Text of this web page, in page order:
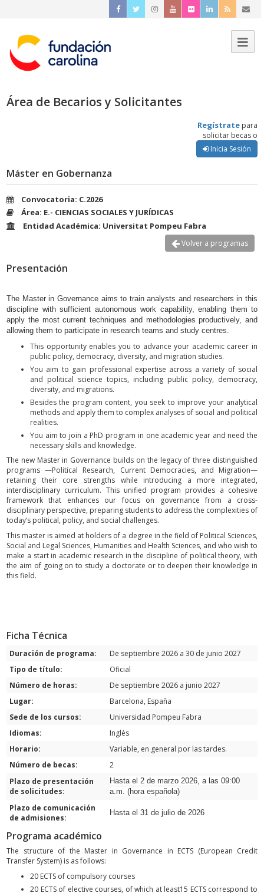
Área de Becarios y Solicitantes
Regístrate para
solicitar becas o
Inicia Sesión
Máster en Gobernanza
Convocatoria: C.2026
Área: E.- CIENCIAS SOCIALES Y JURÍDICAS
Entidad Académica: Universitat Pompeu Fabra
Volver a programas
Presentación
The Master in Governance aims to train analysts and researchers in this
discipline with sufficient autonomous work capability, enabling them to
apply the most current techniques and methodologies productively, and
allowing them to participate in research teams and study centres.
This opportunity enables you to advance your academic career in
public policy, democracy, diversity, and migration studies.
You aim to gain professional expertise across a variety of social
and political science topics, including public policy, democracy,
diversity, and migrations.
Besides the program content, you seek to improve your analytical
methods and apply them to complex analyses of social and political
realities.
You aim to join a PhD program in one academic year and need the
necessary skills and knowledge.
The new Master in Governance builds on the legacy of three distinguished
programs —Political Research, Current Democracies, and Migration—
retaining their core strengths while introducing a more integrated,
interdisciplinary curriculum. This unified program provides a cohesive
framework that enhances our focus on governance from a cross-
disciplinary perspective, preparing students to address the complexities of
today’s political, policy, and social challenges.
This master is aimed at holders of a degree in the field of Political Sciences,
Social and Legal Sciences, Humanities and Health Sciences, and who wish to
make a start in academic research in the discipline of political theory, with
the aim of going on to study a doctorate or to deepen their knowledge in
this field.
Ficha Técnica
Duración de programa:
De septiembre 2026 a 30 de junio 2027
Tipo de título:
Oficial
Número de horas:
De septiembre 2026 a junio 2027
Lugar:
Barcelona, España
Sede de los cursos:
Universidad Pompeu Fabra
Idiomas:
Inglés
Horario:
Variable, en general por las tardes.
Número de becas:
2
Plazo de presentación
de solicitudes:
Hasta el 2 de marzo 2026, a las 09:00
a.m. (hora española)
Plazo de comunicación
de admisiones:
Hasta el 31 de julio de 2026
Programa académico
The structure of the Master in Governance in ECTS (European Credit
Transfer System) is as follows:
20 ECTS of compulsory courses
20 ECTS of elective courses, of which at least15 ECTS correspond to